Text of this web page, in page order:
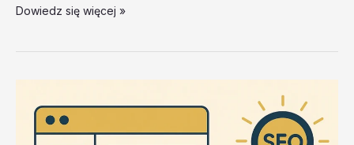
Tworzenie
kroku
test
20260202
Dowiedz się więcej »